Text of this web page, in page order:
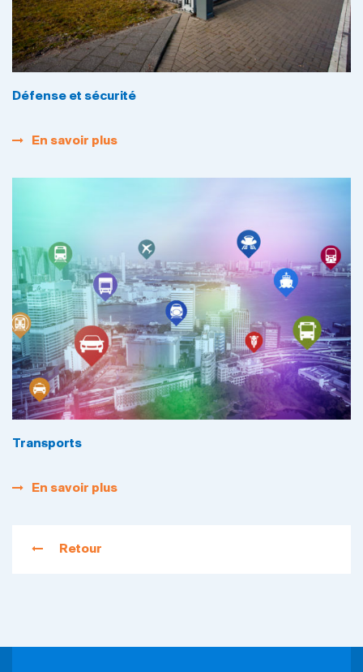
Défense et sécurité
En savoir plus
Transports
En savoir plus
Retour